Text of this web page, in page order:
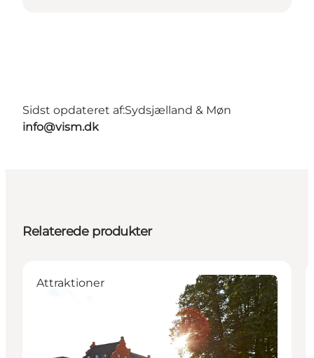
Sidst opdateret af:Sydsjælland & Møn
info@vism.dk
Relaterede produkter
Attraktioner